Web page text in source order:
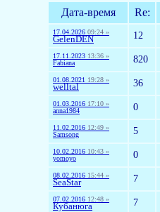
Дата-время Re:
17.04.2026 09:24 »
GelenDEN 12
17.11.2023 13:36 »
Fabiana
820
01.08.2021 19:28 »
welltal 36
01.03.2016 17:10 »
anna1984
0
11.02.2016 12:49 »
Samsong
5
10.02.2016 10:43 »
yomoyo
0
08.02.2016 15:44 »
SeaStar 7
07.02.2016 12:48 »
Кубанюга 7